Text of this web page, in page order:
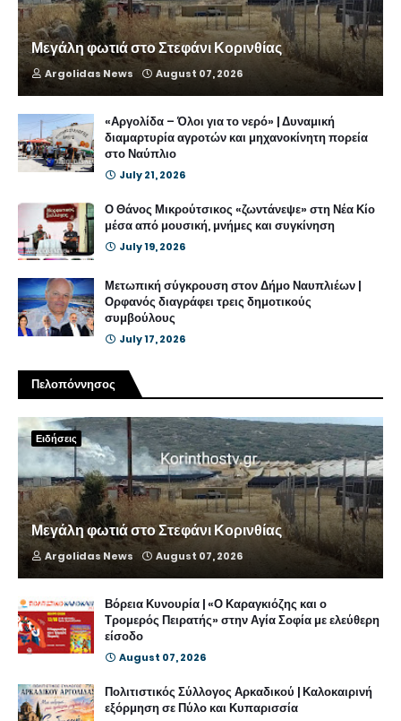
Μεγάλη φωτιά στο Στεφάνι Κορινθίας
Argolidas News August 07, 2026
«Αργολίδα – Όλοι για το νερό» | Δυναμική
διαμαρτυρία αγροτών και μηχανοκίνητη πορεία
στο Ναύπλιο
July 21, 2026
Ο Θάνος Μικρούτσικος «ζωντάνεψε» στη Νέα Κίο
μέσα από μουσική, μνήμες και συγκίνηση
July 19, 2026
Μετωπική σύγκρουση στον Δήμο Ναυπλιέων |
Ορφανός διαγράφει τρεις δημοτικούς
συμβούλους
July 17, 2026
Πελοπόννησος
Ειδήσεις
Μεγάλη φωτιά στο Στεφάνι Κορινθίας
Argolidas News August 07, 2026
Βόρεια Κυνουρία | «Ο Καραγκιόζης και ο
Τρομερός Πειρατής» στην Αγία Σοφία με ελεύθερη
είσοδο
August 07, 2026
Πολιτιστικός Σύλλογος Αρκαδικού | Καλοκαιρινή
εξόρμηση σε Πύλο και Κυπαρισσία